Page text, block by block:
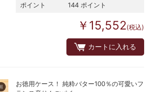
ポイント
144 ポイント
￥15,552(税込)
カートに入れる
お徳用ケース！ 純粋バター100％の可愛いフ